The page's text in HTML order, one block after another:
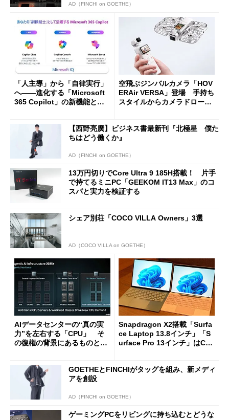
AD（FINCHI on GOETHE）
「人主導」から「自律実行」
へ――進化する「Microsoft
365 Copilot」の新機能とエ
空飛ぶジンバルカメラ「HOV
ERAir VERSA」登場 手持ち
スタイルからカメラドローン
【西野亮廣】ビジネス書最新刊『北極星 僕た
ちはどう働くか』
AD（FINCHI on GOETHE）
13万円切りでCore Ultra 9 185H搭載！ 片手
で持てるミニPC「GEEKOM IT13 Max」のコ
スパと実力を検証する
シェア別荘「COCO VILLA Owners」3選
AD（COCO VILLA on GOETHE）
AIデータセンターの“真の実
力”を左右する「CPU」 そ
の復権の背景にあるものと
Snapdragon X2搭載「Surfa
ce Laptop 13.8インチ」「S
urface Pro 13インチ」はCop
た
GOETHEとFINCHIがタッグを組み、新メディ
アを創設
AD（FINCHI on GOETHE）
ゲーミングPCをリビングに持ち込むとどうな